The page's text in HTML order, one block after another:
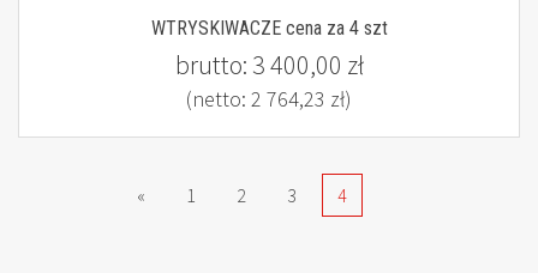
WTRYSKIWACZE cena za 4 szt
brutto: 3 400,00 zł
(netto: 2 764,23 zł)
« 1 2 3 4